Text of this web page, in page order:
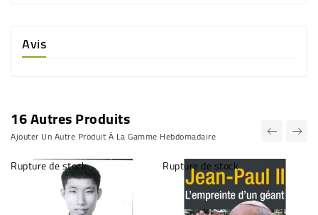
Avis
16 Autres Produits
Ajouter Un Autre Produit À La Gamme Hebdomadaire
Rupture de stock Rupture de stock